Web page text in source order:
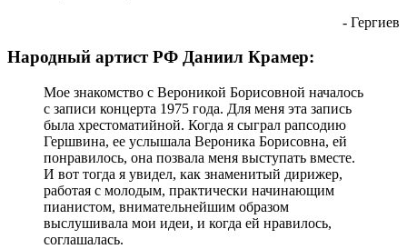
- Гергиев
Народный артист РФ Даниил Крамер:
Мое знакомство с Вероникой Борисовной началось
с записи концерта 1975 года. Для меня эта запись
была хрестоматийной. Когда я сыграл рапсодию
Гершвина, ее услышала Вероника Борисовна, ей
понравилось, она позвала меня выступать вместе.
И вот тогда я увидел, как знаменитый дирижер,
работая с молодым, практически начинающим
пианистом, внимательнейшим образом
выслушивала мои идеи, и когда ей нравилось,
соглашалась.